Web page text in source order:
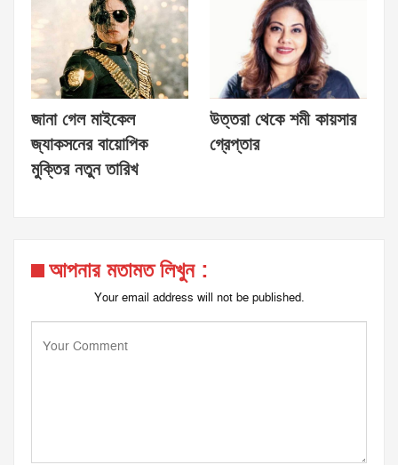
জানা গেল মাইকেল
জ্যাকসনের বায়োপিক
মুক্তির নতুন তারিখ
উত্তরা থেকে শমী কায়সার
গ্রেপ্তার
আপনার মতামত লিখুন :
Your email address will not be published.